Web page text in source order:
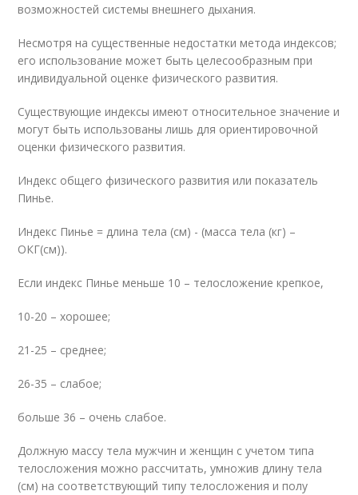
возможностей системы внешнего дыхания.
Несмотря на существенные недостатки метода индексов;
его использование может быть целесообразным при
индивидуальной оценке физического развития.
Существующие индексы имеют относительное значение и
могут быть использованы лишь для ориентировочной
оценки физического развития.
Индекс общего физического развития или показатель
Пинье.
Индекс Пинье = длина тела (см) - (масса тела (кг) –
ОКГ(см)).
Если индекс Пинье меньше 10 – телосложение крепкое,
10-20 – хорошее;
21-25 – среднее;
26-35 – слабое;
больше 36 – очень слабое.
Должную массу тела мужчин и женщин с учетом типа
телосложения можно рассчитать, умножив длину тела
(см) на соответствующий типу телосложения и полу